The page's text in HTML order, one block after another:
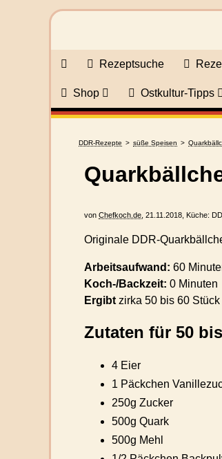
Rezeptsuche
Shop Ostkultur-Tipps
DDR-Rezepte süße Speisen
vonChefkoch.de ,21.11.2018 , Küche:
Originale DDR-
Arbeitsaufwand: 60
Koch-/Backzeit: 0 Minuten
Ergibt zirka50 bis 60 Stück
Zutaten für 50
4 Eier
1 Päckchen
250g Zucker
500g Quark
500g Mehl